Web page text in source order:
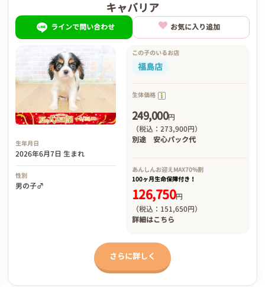
キャバリア
ラインで問い合わせ お気に入り追加
生年月日
2026年6月7日 生まれ
性別
男の子♂
この子のいるお店
福島店
生体価格
249,000円
（税込：273,900円）
別途 安心パック代
あんしんお迎えMAX70%割
100ヶ月生命保障付き！
126,750円
（税込：151,650円）
詳細はこちら
さらに詳しく